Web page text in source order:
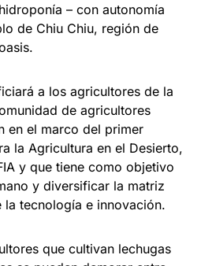
– con autonomía
de Chiu Chiu, región de
a los agricultores de la
de agricultores
en el marco del primer
la Agricultura en el Desierto,
y que tiene como objetivo
y diversificar la matriz
tecnología e innovación.
que cultivan lechugas